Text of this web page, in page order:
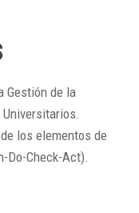
Gestión de la
los elementos de
Do-Check-Act).